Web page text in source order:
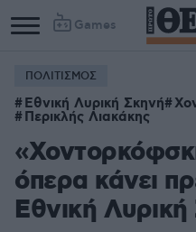
Games
ΠΟΛΙΤΙΣΜΟΣ
Εθνική Λυρική Σκηνή
Περικλής Λιακάκης
όπερα κάνει
Εθνική